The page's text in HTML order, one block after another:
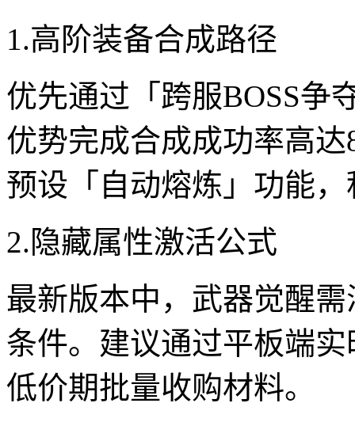
1.高阶装备合成路径
优先通过「跨服BOSS争
优势完成合成成功率高
预设「自动熔炼」功能
2.隐藏属性激活公式
最新版本中，武器觉醒
条件。建议通过平板端
低价期批量收购材料。